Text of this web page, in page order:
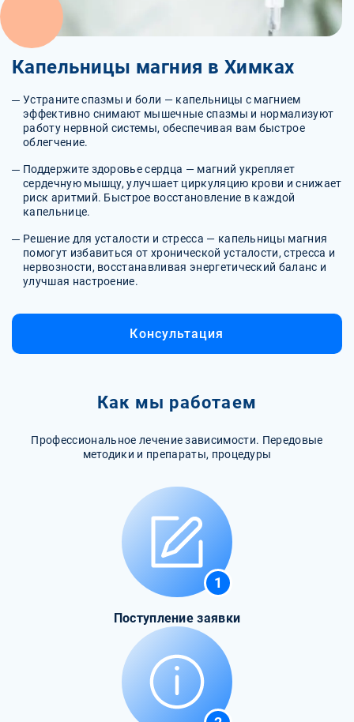
Капельницы магния в Химках
Устраните спазмы и боли — капельницы с магнием
эффективно снимают мышечные спазмы и нормализуют
работу нервной системы, обеспечивая вам быстрое
облегчение.
Поддержите здоровье сердца — магний укрепляет
сердечную мышцу, улучшает циркуляцию крови и снижает
риск аритмий. Быстрое восстановление в каждой
капельнице.
Решение для усталости и стресса — капельницы магния
помогут избавиться от хронической усталости, стресса и
нервозности, восстанавливая энергетический баланс и
улучшая настроение.
Консультация
Как мы работаем
Профессиональное лечение зависимости. Передовые
методики и препараты, процедуры
1
Поступление заявки